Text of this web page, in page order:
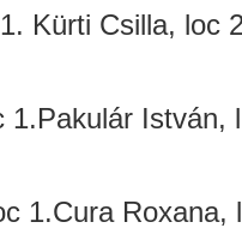
Kürti Csilla, loc
1.Pakulár István,
1.Cura Roxana,